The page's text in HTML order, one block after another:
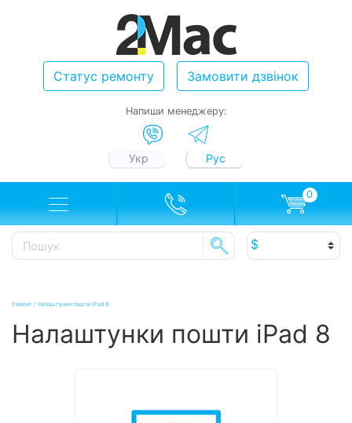
Статус ремонту Замовити дзвінок
Напиши менеджеру:
Укр Рус
0
Ремонт / Налаштунки пошти iPad 8
Налаштунки пошти iPad 8